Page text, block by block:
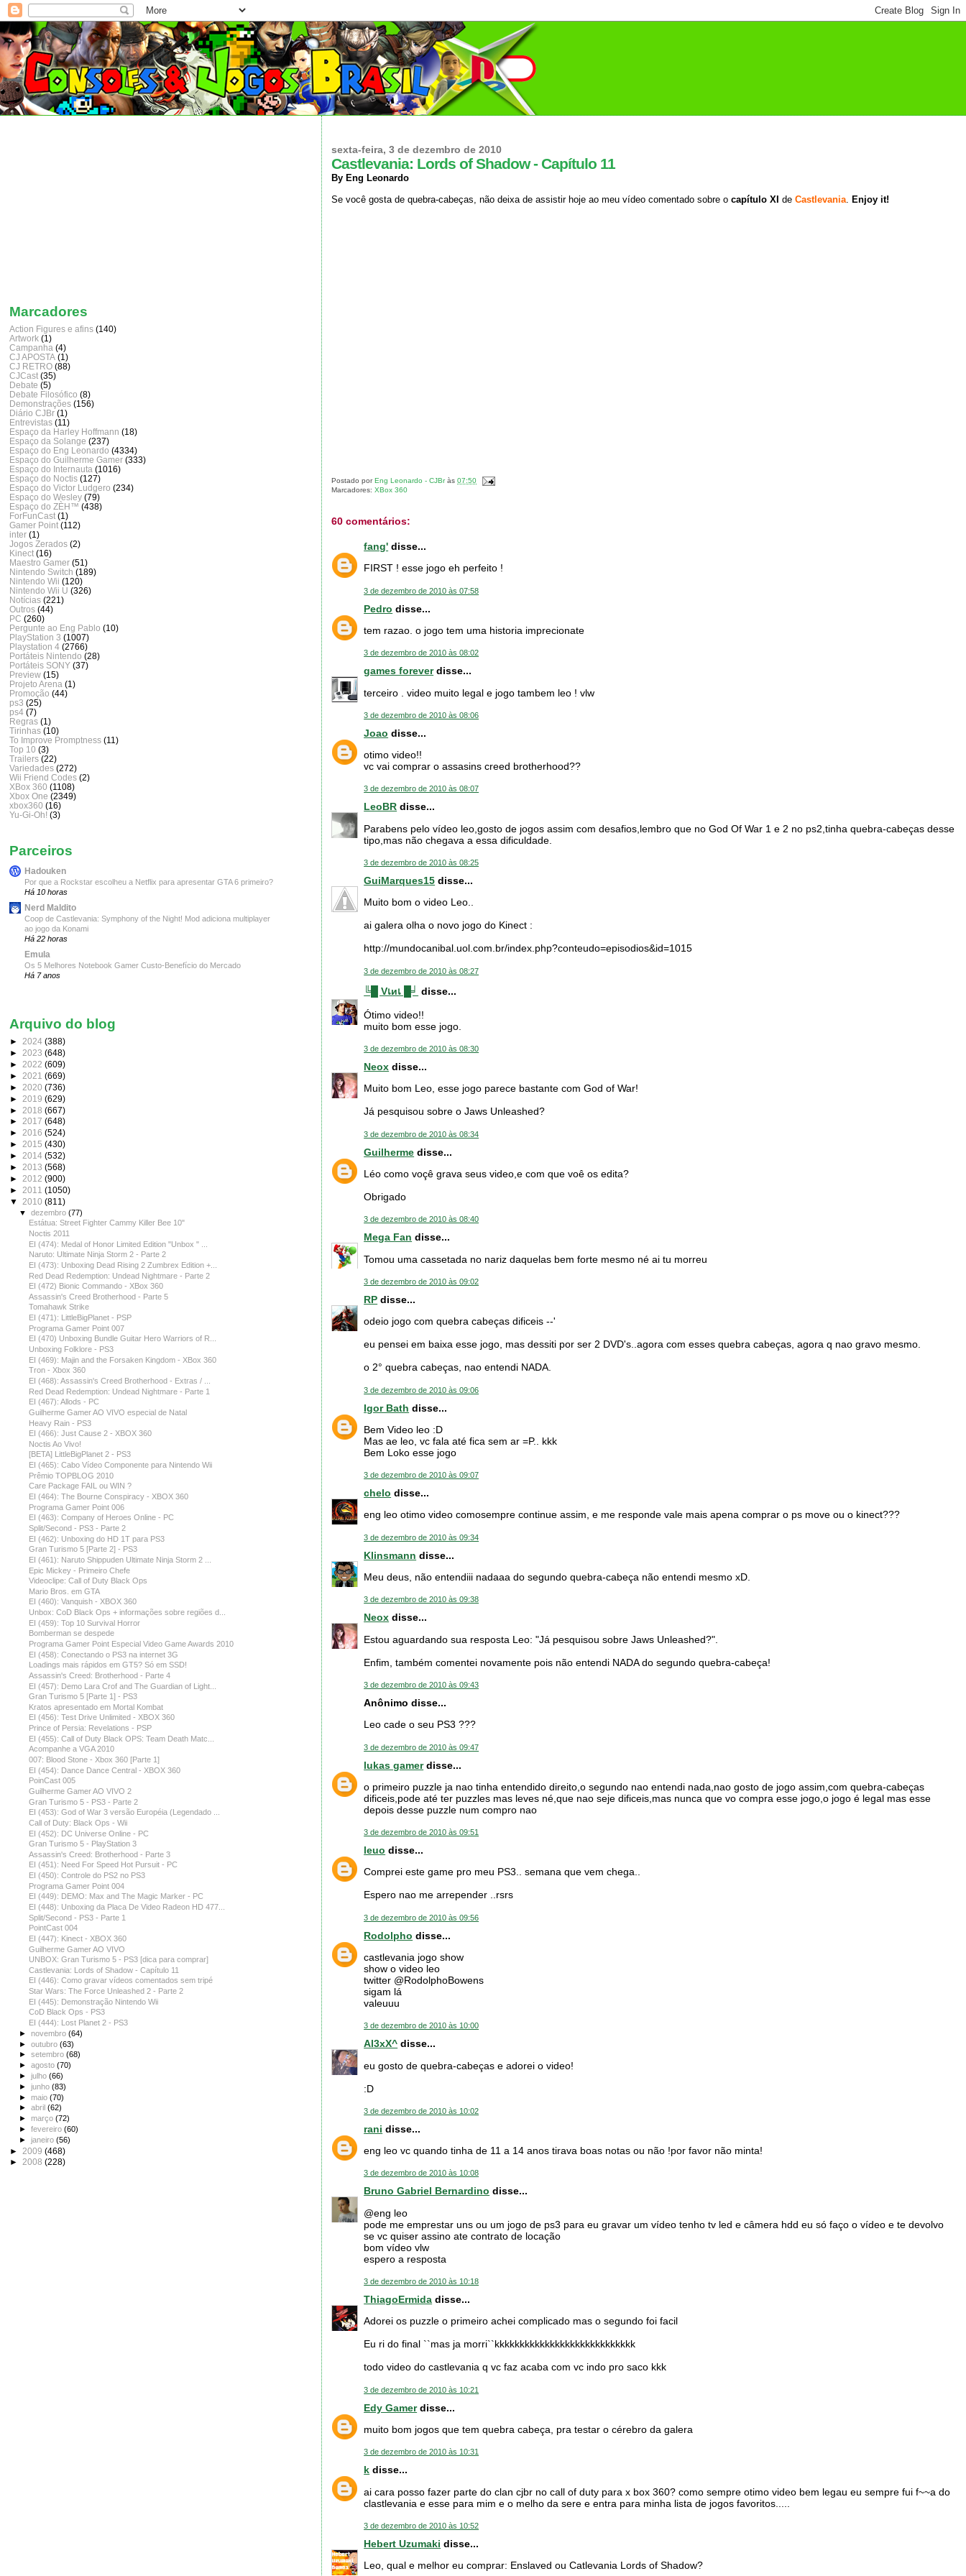
sexta-feira, 3 de dezembro de 2010
Castlevania: Lords of Shadow - Capítulo 11
By Eng Leonardo
Se você gosta de quebra-cabeças, não deixa de assistir hoje ao meu vídeo comentado sobre ocapítulo XI deCastlevania. Enjoy it!
Postado porEng Leonardo - CJBràs07:50
Marcadores:XBox 360
60 comentários:
fang' disse...
FIRST ! esse jogo eh perfeito !
3 de dezembro de 2010 às 07:58
Pedro disse...
tem razao. o jogo tem uma historia imprecionate
3 de dezembro de 2010 às 08:02
games foreverdisse...
terceiro . video muito legal e jogo tambem leo ! vlw
3 de dezembro de 2010 às 08:06
Joao disse...
otimo video!!
vc vai comprar o assasins creed brotherhood??
3 de dezembro de 2010 às 08:07
LeoBR disse...
Parabens pelo vídeo leo,gosto de jogos assim com desafios,lembro que no God Of War 1 e 2 no ps2,tinha quebra-cabeças desse
tipo,mas não chegava a essa dificuldade.
3 de dezembro de 2010 às 08:25
GuiMarques15 disse...
Muito bom o video Leo..
ai galera olha o novo jogo do Kinect :
http://mundocanibal.uol.com.br/index.php?conteudo=episodios&id=1015
3 de dezembro de 2010 às 08:27
╚█ Vเиเ █╛ disse...
Ótimo video!!
muito bom esse jogo.
3 de dezembro de 2010 às 08:30
Neox disse...
Muito bom Leo, esse jogo parece bastante com God of War!
Já pesquisou sobre o Jaws Unleashed?
3 de dezembro de 2010 às 08:34
Guilherme disse...
Léo como voçê grava seus video,e com que voê os edita?
Obrigado
3 de dezembro de 2010 às 08:40
Mega Fan disse...
Tomou uma cassetada no nariz daquelas bem forte mesmo né ai tu morreu
3 de dezembro de 2010 às 09:02
RP disse...
odeio jogo com quebra cabeças dificeis --'
eu pensei em baixa esse jogo, mas dessiti por ser 2 DVD's..agora com esses quebra cabeças, agora q nao gravo mesmo.
o 2° quebra cabeças, nao entendi NADA.
3 de dezembro de 2010 às 09:06
Igor Bath disse...
Bem Video leo :D
Mas ae leo, vc fala até fica sem ar =P.. kkk
Bem Loko esse jogo
3 de dezembro de 2010 às 09:07
chelo disse...
eng leo otimo video comosempre continue assim, e me responde vale mais apena comprar o ps move ou o kinect???
3 de dezembro de 2010 às 09:34
Klinsmann disse...
Meu deus, não entendiii nadaaa do segundo quebra-cabeça não entendi mesmo xD.
3 de dezembro de 2010 às 09:38
Neox disse...
Estou aguardando sua resposta Leo: "Já pesquisou sobre Jaws Unleashed?".
Enfim, também comentei novamente pois não entendi NADA do segundo quebra-cabeça!
3 de dezembro de 2010 às 09:43
Anônimo disse...
Leo cade o seu PS3 ???
3 de dezembro de 2010 às 09:47
lukas gamerdisse...
o primeiro puzzle ja nao tinha entendido direito,o segundo nao entendi nada,nao gosto de jogo assim,com quebra-cabeças
dificeis,pode até ter puzzles mas leves né,que nao seje dificeis,mas nunca que vo compra esse jogo,o jogo é legal mas esse
depois desse puzzle num compro nao
3 de dezembro de 2010 às 09:51
leuo disse...
Comprei este game pro meu PS3.. semana que vem chega..
Espero nao me arrepender ..rsrs
3 de dezembro de 2010 às 09:56
Rodolpho disse...
castlevania jogo show
show o video leo
twitter @RodolphoBowens
sigam lá
valeuuu
3 de dezembro de 2010 às 10:00
Al3xX^ disse...
eu gosto de quebra-cabeças e adorei o video!
:D
3 de dezembro de 2010 às 10:02
rani disse...
eng leo vc quando tinha de 11 a 14 anos tirava boas notas ou não !por favor não minta!
3 de dezembro de 2010 às 10:08
Bruno Gabriel Bernardino disse...
@eng leo
pode me emprestar uns ou um jogo de ps3 para eu gravar um vídeo tenho tv led e câmera hdd eu só faço o vídeo e te devolvo
se vc quiser assino ate contrato de locação
bom vídeo vlw
espero a resposta
3 de dezembro de 2010 às 10:18
ThiagoErmida disse...
Adorei os puzzle o primeiro achei complicado mas o segundo foi facil
Eu ri do final ``mas ja morri``kkkkkkkkkkkkkkkkkkkkkkkkkkkk
todo video do castlevania q vc faz acaba com vc indo pro saco kkk
3 de dezembro de 2010 às 10:21
Edy Gamerdisse...
muito bom jogos que tem quebra cabeça, pra testar o cérebro da galera
3 de dezembro de 2010 às 10:31
k disse...
ai cara posso fazer parte do clan cjbr no call of duty para x box 360? como sempre otimo video bem legau eu sempre fui f~~a do
clastlevania e esse para mim e o melho da sere e entra para minha lista de jogos favoritos.....
3 de dezembro de 2010 às 10:52
Hebert Uzumaki disse...
Leo, qual e melhor eu comprar: Enslaved ou Catlevania Lords of Shadow?
Marcadores
Action Figures e afins (140)
Artwork (1)
Campanha (4)
CJ APOSTA (1)
CJ RETRO (88)
CJCast (35)
Debate (5)
Debate Filosófico (8)
Demonstrações (156)
Diário CJBr (1)
Entrevistas (11)
Espaço da Harley Hoffmann (18)
Espaço da Solange (237)
Espaço do Eng Leonardo (4334)
Espaço do Guilherme Gamer (333)
Espaço do Internauta (1016)
Espaço do Noctis (127)
Espaço do Victor Ludgero (234)
Espaço do Wesley (79)
Espaço do ZÈH™ (438)
ForFunCast (1)
Gamer Point (112)
inter (1)
Jogos Zerados (2)
Kinect (16)
Maestro Gamer (51)
Nintendo Switch (189)
Nintendo Wii (120)
Nintendo Wii U (326)
Notícias (221)
Outros (44)
PC (260)
Pergunte ao Eng Pablo (10)
PlayStation 3 (1007)
Playstation 4 (2766)
Portáteis Nintendo (28)
Portáteis SONY (37)
Preview (15)
Projeto Arena (1)
Promoção (44)
ps3 (25)
ps4 (7)
Regras (1)
Tirinhas (10)
To Improve Promptness (11)
Top 10 (3)
Trailers (22)
Variedades (272)
Wii Friend Codes (2)
XBox 360 (1108)
Xbox One (2349)
xbox360 (16)
Yu-Gi-Oh! (3)
Parceiros
Hadouken
Por que a Rockstar escolheu a Netflix para apresentar GTA 6 primeiro?
Há 10 horas
Nerd Maldito
Coop de Castlevania: Symphony of the Night! Mod adiciona multiplayer
ao jogo da Konami
Há 22 horas
Emula
Os 5 Melhores Notebook Gamer Custo-Benefício do Mercado
Há 7 anos
Arquivo do blog
► 2024 (388)
► 2023 (648)
► 2022 (609)
► 2021 (669)
► 2020 (736)
► 2019 (629)
► 2018 (667)
► 2017 (648)
► 2016 (524)
► 2015 (430)
► 2014 (532)
► 2013 (568)
► 2012 (900)
► 2011 (1050)
▼ 2010 (811)
▼dezembro(77)
Estátua: Street Fighter Cammy Killer Bee 10"
Noctis 2011
EI (474): Medal of Honor Limited Edition "Unbox " ...
Naruto: Ultimate Ninja Storm 2 - Parte 2
EI (473): Unboxing Dead Rising 2 Zumbrex Edition +...
Red Dead Redemption: Undead Nightmare - Parte 2
EI (472) Bionic Commando - XBox 360
Assassin's Creed Brotherhood - Parte 5
Tomahawk Strike
EI (471): LittleBigPlanet - PSP
Programa Gamer Point 007
EI (470) Unboxing Bundle Guitar Hero Warriors of R...
Unboxing Folklore - PS3
EI (469): Majin and the Forsaken Kingdom - XBox 360
Tron - Xbox 360
EI (468): Assassin's Creed Brotherhood - Extras / ...
Red Dead Redemption: Undead Nightmare - Parte 1
EI (467): Allods - PC
Guilherme Gamer AO VIVO especial de Natal
Heavy Rain - PS3
EI (466): Just Cause 2 - XBOX 360
Noctis Ao Vivo!
[BETA] LittleBigPlanet 2 - PS3
EI (465): Cabo Vídeo Componente para Nintendo Wii
Prêmio TOPBLOG 2010
Care Package FAIL ou WIN ?
EI (464): The Bourne Conspiracy - XBOX 360
Programa Gamer Point 006
EI (463): Company of Heroes Online - PC
Split/Second - PS3 - Parte 2
EI (462): Unboxing do HD 1T para PS3
Gran Turismo 5 [Parte 2] - PS3
EI (461): Naruto Shippuden Ultimate Ninja Storm 2 ...
Epic Mickey - Primeiro Chefe
Videoclipe: Call of Duty Black Ops
Mario Bros. em GTA
EI (460): Vanquish - XBOX 360
Unbox: CoD Black Ops + informações sobre regiões d...
EI (459): Top 10 Survival Horror
Bomberman se despede
Programa Gamer Point Especial Video Game Awards 2010
EI (458): Conectando o PS3 na internet 3G
Loadings mais rápidos em GT5? Só em SSD!
Assassin's Creed: Brotherhood - Parte 4
EI (457): Demo Lara Crof and The Guardian of Light...
Gran Turismo 5 [Parte 1] - PS3
Kratos apresentado em Mortal Kombat
EI (456): Test Drive Unlimited - XBOX 360
Prince of Persia: Revelations - PSP
EI (455): Call of Duty Black OPS: Team Death Matc...
Acompanhe a VGA 2010
007: Blood Stone - Xbox 360 [Parte 1]
EI (454): Dance Dance Central - XBOX 360
PoinCast 005
Guilherme Gamer AO VIVO 2
Gran Turismo 5 - PS3 - Parte 2
EI (453): God of War 3 versão Européia (Legendado ...
Call of Duty: Black Ops - Wii
EI (452): DC Universe Online - PC
Gran Turismo 5 - PlayStation 3
Assassin's Creed: Brotherhood - Parte 3
EI (451): Need For Speed Hot Pursuit - PC
EI (450): Controle do PS2 no PS3
Programa Gamer Point 004
EI (449): DEMO: Max and The Magic Marker - PC
EI (448): Unboxing da Placa De Video Radeon HD 477...
Split/Second - PS3 - Parte 1
PointCast 004
EI (447): Kinect - XBOX 360
Guilherme Gamer AO VIVO
UNBOX: Gran Turismo 5 - PS3 [dica para comprar]
Castlevania: Lords of Shadow - Capítulo 11
EI (446): Como gravar vídeos comentados sem tripé
Star Wars: The Force Unleashed 2 - Parte 2
EI (445): Demonstração Nintendo Wii
CoD Black Ops - PS3
EI (444): Lost Planet 2 - PS3
►novembro(64)
►outubro(63)
►setembro(68)
►agosto(70)
►julho(66)
►junho(83)
►maio(70)
►abril(62)
►março(72)
►fevereiro(60)
►janeiro(56)
► 2009 (468)
► 2008 (228)